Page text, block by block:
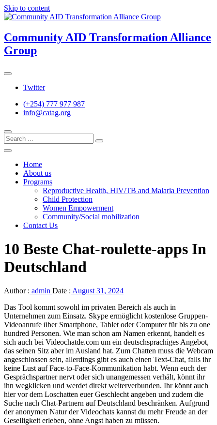
Skip to content
Community AID Transformation Alliance
Group
Twitter
(+254) 777 977 987
info@catag.org
Home
About us
Programs
Reproductive Health, HIV/TB and Malaria Prevention
Child Protection
Women Empowerment
Community/Social mobilization
Contact Us
10 Beste Chat-roulette-apps In
Deutschland
Author : admin Date : August 31, 2024
Das Tool kommt sowohl im privaten Bereich als auch in
Unternehmen zum Einsatz. Skype ermöglicht kostenlose Gruppen-
Videoanrufe über Smartphone, Tablet oder Computer für bis zu one
hundred Personen. Wie man schon am Namen erkennt, handelt es
sich auch bei Videochatde.com um ein deutschsprachiges Angebot,
das seinen Sitz aber im Ausland hat. Zum Chatten muss die Webcam
angeschlossen sein, allerdings gibt es auch einen Text-Chat, falls ihr
keine Lust auf Face-to-Face-Kommunikation habt. Wenn euch der
Gesprächspartner nervt oder sich unangemessen verhält, könnt ihr
ihn wegklicken und werdet direkt weiterverbunden. Ihr könnt auch
hier vor dem Loschatten euer Geschlecht angeben und zudem die
Suche nach Chat-Partnern auf Deutschland beschränken. Aufgrund
der anonymen Natur der Videochats kannst du mehr Freude an der
Geselligkeit erleben, ohne Angst haben zu müssen.